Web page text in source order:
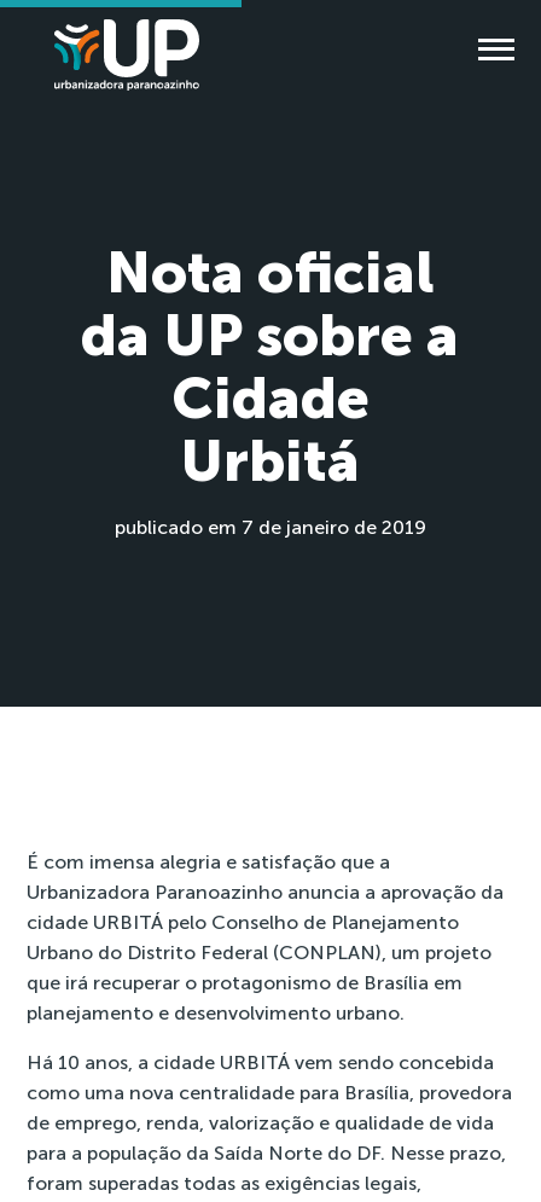
Nota oficial
da UP sobre a
Cidade
Urbitá
publicado em 7 de janeiro de 2019
É com imensa alegria e satisfação que a
Urbanizadora Paranoazinho anuncia a aprovação da
cidade URBITÁ pelo Conselho de Planejamento
Urbano do Distrito Federal (CONPLAN), um projeto
que irá recuperar o protagonismo de Brasília em
planejamento e desenvolvimento urbano.
Há 10 anos, a cidade URBITÁ vem sendo concebida
como uma nova centralidade para Brasília, provedora
de emprego, renda, valorização e qualidade de vida
para a população da Saída Norte do DF. Nesse prazo,
foram superadas todas as exigências legais,